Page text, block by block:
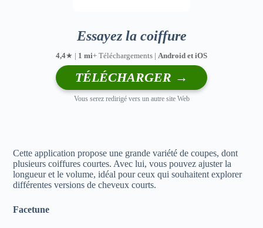
Essayez la coiffure
4,4★ | 1 mi+ Téléchargements | Android et iOS
TÉLÉCHARGER →
Vous serez redirigé vers un autre site Web
Cette application propose une grande variété de coupes, dont
plusieurs coiffures courtes. Avec lui, vous pouvez ajuster la
longueur et le volume, idéal pour ceux qui souhaitent explorer
différentes versions de cheveux courts.
Facetune